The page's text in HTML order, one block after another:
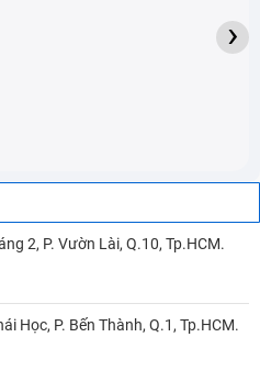
›
2, P. Vườn Lài, Q.10, Tp.HCM.
Học, P. Bến Thành, Q.1, Tp.HCM.